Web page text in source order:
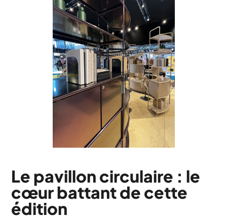
Le pavillon circulaire : le
cœur battant de cette
édition